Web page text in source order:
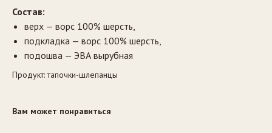
Состав:
верх — ворс 100% шерсть,
подкладка — ворс 100% шерсть,
подошва — ЭВА вырубная
Продукт: тапочки-шлепанцы
Вам может понравиться